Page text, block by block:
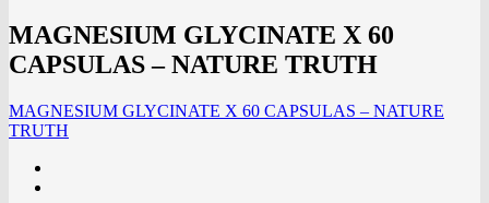
MAGNESIUM GLYCINATE X 60
CAPSULAS – NATURE TRUTH
MAGNESIUM GLYCINATE X 60 CAPSULAS – NATURE
TRUTH